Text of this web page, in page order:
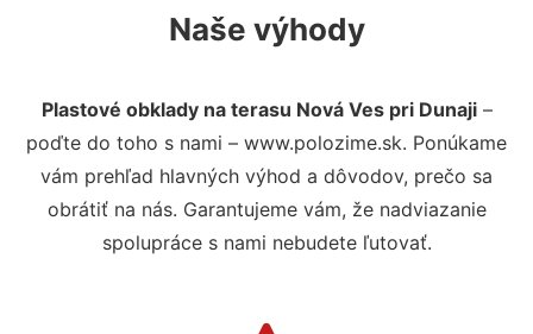
Naše výhody
Plastové obklady na terasu Nová Ves pri Dunaji–
poďte do toho s nami – www.polozime.sk. Ponúkame
vám prehľad hlavných výhod a dôvodov, prečo sa
obrátiť na nás. Garantujeme vám, že nadviazanie
spolupráce s nami nebudete ľutovať.